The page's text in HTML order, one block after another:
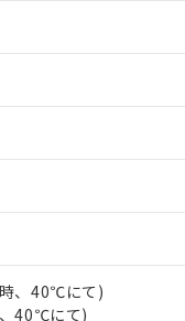
、40℃にて)
40℃にて)
えご利用ください。
は、本サービスの対象
の非含有に対応した製
）の非含有の対応状況
有害物質有無と関係の
ていたものが、含有
ニル類(PBB) 1000ppm以下
1000ppm以下、フタル
の基準値以下である
の基準値を超えてい
外国為替および外国貿
る場合は、日本国政府